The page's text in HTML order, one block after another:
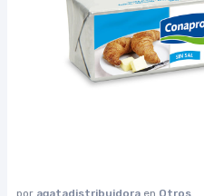
por agatadistribuidora en Otros